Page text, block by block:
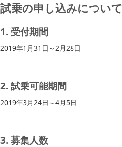
試乗の申し込みについて
1. 受付期間
2019年1月31日～2月28日
2. 試乗可能期間
2019年3月24日～4月5日
3. 募集人数